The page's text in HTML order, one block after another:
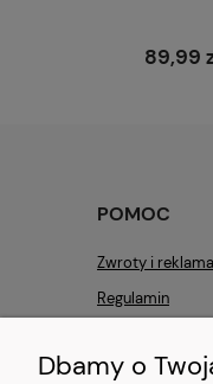
89,99
POMOC
Zwroty i
Regulamin
Dbamy o